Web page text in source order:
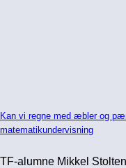
Kan vi regne med æbler og
matematikundervisning
TF-alumne Mikkel